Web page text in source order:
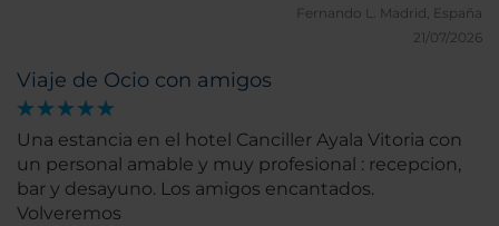
Fernando L. Madrid, España
21/07/2026
Viaje de Ocio con amigos
Una estancia en el hotel Canciller Ayala Vitoria con
un personal amable y muy profesional : recepcion,
bar y desayuno. Los amigos encantados.
Volveremos